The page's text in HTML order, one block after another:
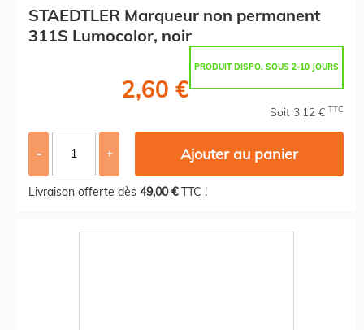
STAEDTLER Marqueur non permanent
311S Lumocolor, noir
PRODUIT DISPO. SOUS 2-10 JOURS
2,60 €
Soit 3,12 € TTC
- + Ajouter au panier
Livraison offerte dès 49,00 €TTC !